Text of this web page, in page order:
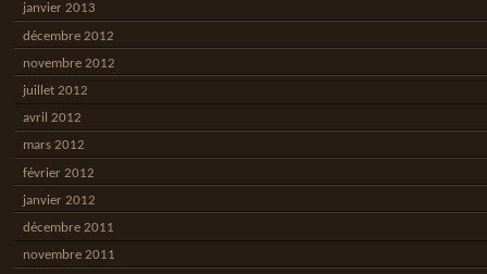
janvier 2013
décembre 2012
novembre 2012
juillet 2012
avril 2012
mars 2012
février 2012
janvier 2012
décembre 2011
novembre 2011